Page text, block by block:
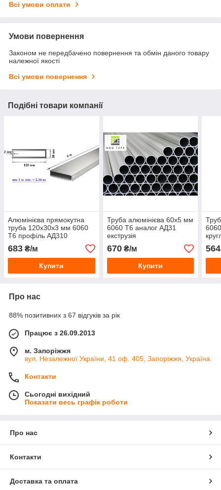
Всі умови оплати
Умови повернення
Законом не передбачено повернення та обмін даного товару
належної якості
Всі умови повернення
Подібні товари компанії
Алюмінієва прямокутна
труба 120х30х3 мм 6060
Т6 профіль АД310
683 ₴/м
Купити
Труба алюмінієва 60х5 мм
6060 Т6 аналог АД31
екструзія
670₴/м
Купити
564
Про нас
88% позитивних з 67 відгуків за рік
Працює з 26.09.2013
м. Запоріжжя
вул. Незалежної України, 41 оф. 405, Запоріжжя, Україна
Контакти
Сьогодні вихідний
Показати весь графік роботи
Про нас
Контакти
Доставка та оплата